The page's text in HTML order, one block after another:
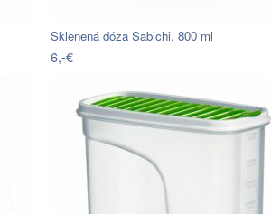
Sklenená dóza Sabichi, 800 ml
6,-€